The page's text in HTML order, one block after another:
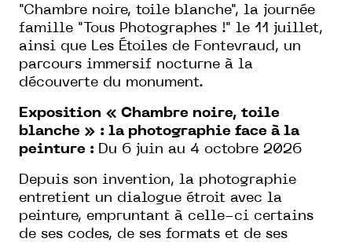
"Chambre noire, toile blanche", la journée
famille "Tous Photographes !" le 11 juillet,
ainsi que Les Étoiles de Fontevraud, un
parcours immersif nocturne à la
découverte du monument.
Exposition « Chambre noire, toile
blanche » : la photographie face à la
peinture : Du 6 juin au 4 octobre 2026
Depuis son invention, la photographie
entretient un dialogue étroit avec la
peinture, empruntant à celle-ci certains
de ses codes, de ses formats et de ses